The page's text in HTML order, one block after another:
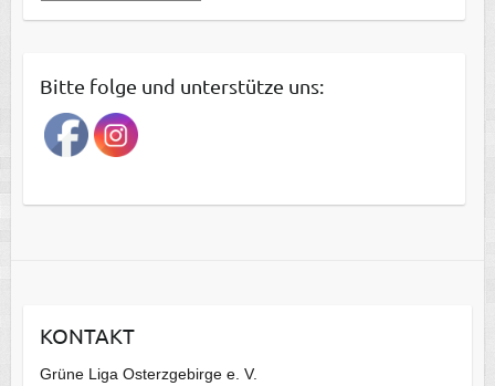
e
r
a
g
a
v
Bitte folge und unterstütze uns:
KONTAKT
Grüne Liga Osterzgebirge e. V.